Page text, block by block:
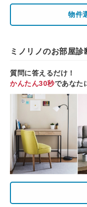
物件
ミノリノのお部屋診
質問に答えるだけ！
かんたん30秒であなた